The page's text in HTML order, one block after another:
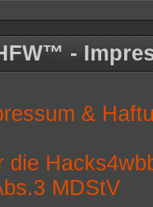
-
&
die
MDStV